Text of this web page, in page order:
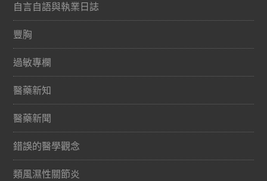
自言自語與執業日誌
豐胸
過敏專欄
醫藥新知
醫藥新聞
錯誤的醫學觀念
類風濕性關節炎